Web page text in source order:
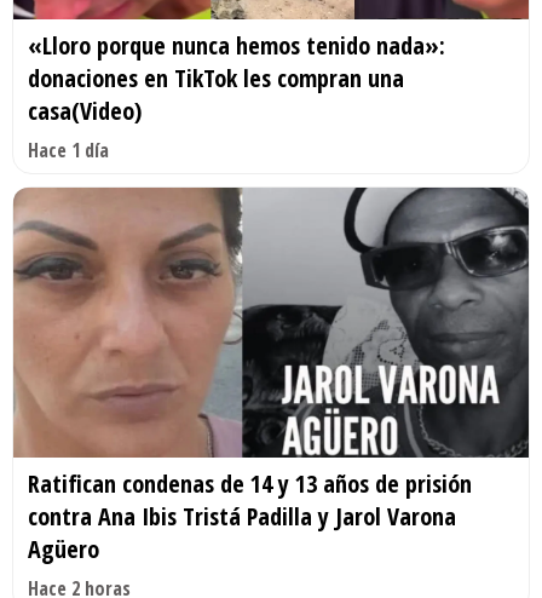
«Lloro porque nunca hemos tenido nada»:
donaciones en TikTok les compran una
casa(Video)
Hace 1 día
Ratifican condenas de 14 y 13 años de prisión
contra Ana Ibis Tristá Padilla y Jarol Varona
Agüero
Hace 2 horas